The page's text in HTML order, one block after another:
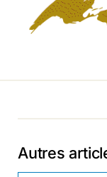
Autres